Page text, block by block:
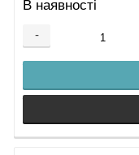
В наявності
-